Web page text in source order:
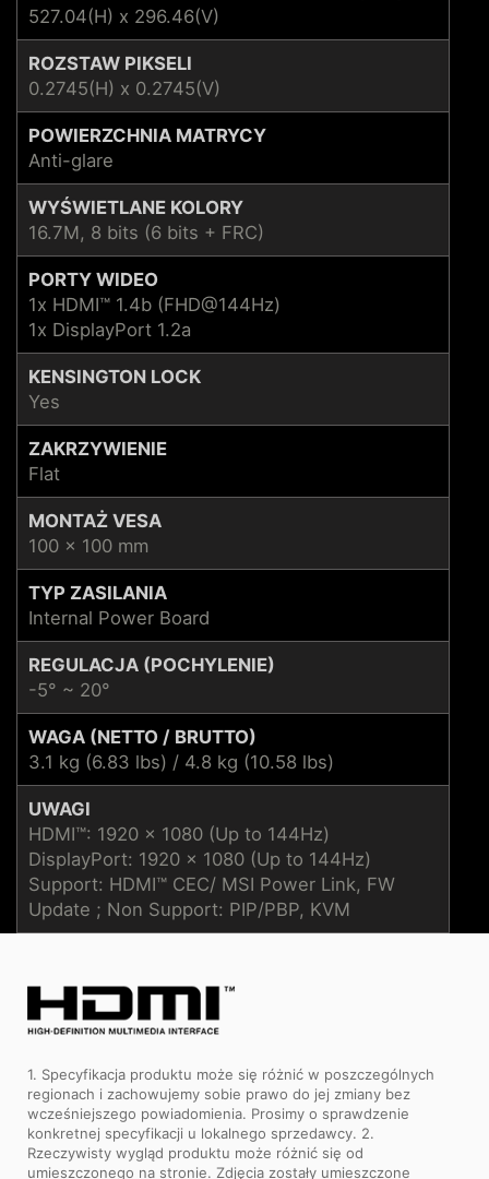
527.04(H) x 296.46(V)
ROZSTAW PIKSELI
0.2745(H) x 0.2745(V)
POWIERZCHNIA MATRYCY
Anti-glare
WYŚWIETLANE KOLORY
16.7M, 8 bits (6 bits + FRC)
PORTY WIDEO
1x HDMI™ 1.4b (FHD@144Hz)
1x DisplayPort 1.2a
KENSINGTON LOCK
Yes
ZAKRZYWIENIE
Flat
MONTAŻ VESA
100 x 100 mm
TYP ZASILANIA
Internal Power Board
REGULACJA (POCHYLENIE)
-5° ~ 20°
WAGA (NETTO / BRUTTO)
3.1 kg (6.83 lbs) / 4.8 kg (10.58 lbs)
UWAGI
HDMI™: 1920 x 1080 (Up to 144Hz)
DisplayPort: 1920 x 1080 (Up to 144Hz)
Support: HDMI™ CEC/ MSI Power Link, FW
Update ; Non Support: PIP/PBP, KVM
1. Specyfikacja produktu może się różnić w poszczególnych
regionach i zachowujemy sobie prawo do jej zmiany bez
wcześniejszego powiadomienia. Prosimy o sprawdzenie
konkretnej specyfikacji u lokalnego sprzedawcy. 2.
Rzeczywisty wygląd produktu może różnić się od
umieszczonego na stronie. Zdjęcia zostały umieszczone